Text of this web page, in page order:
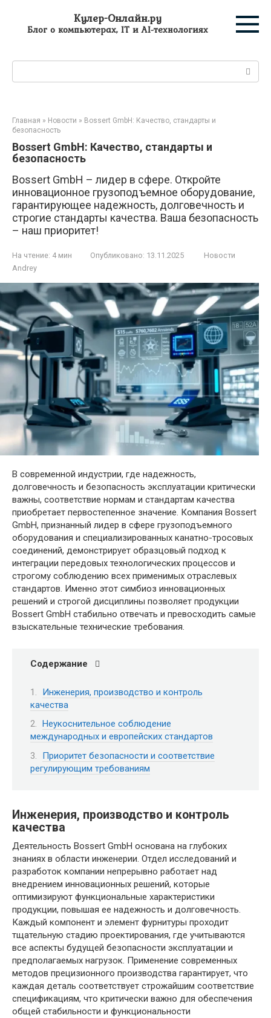
контенту
Кулер-Онлайн.ру
Блог о компьютерах, IT и AI-технологиях
Поиск:
Главная » Новости » Bossert GmbH: Качество, стандарты и
безопасность
Bossert GmbH: Качество, стандарты и
безопасность
Bossert GmbH – лидер в сфере. Откройте
инновационное грузоподъемное оборудование,
гарантирующее надежность, долговечность и
строгие стандарты качества. Ваша безопасность
– наш приоритет!
На чтение: 4 мин Опубликовано: 13.11.2025
Новости
Andrey
В современной индустрии, где надежность,
долговечность и безопасность эксплуатации критически
важны, соответствие нормам и стандартам качества
приобретает первостепенное значение. Компания Bossert
GmbH, признанный лидер в сфере грузоподъемного
оборудования и специализированных канатно-тросовых
соединений, демонстрирует образцовый подход к
интеграции передовых технологических процессов и
строгому соблюдению всех применимых отраслевых
стандартов. Именно этот симбиоз инновационных
решений и строгой дисциплины позволяет продукции
Bossert GmbH стабильно отвечать и превосходить самые
взыскательные технические требования.
Содержание
Инженерия, производство и контроль
качества
Неукоснительное соблюдение
международных и европейских стандартов
Приоритет безопасности и соответствие
регулирующим требованиям
Инженерия, производство и контроль
качества
Деятельность Bossert GmbH основана на глубоких
знаниях в области инженерии. Отдел исследований и
разработок компании непрерывно работает над
внедрением инновационных решений, которые
оптимизируют функциональные характеристики
продукции, повышая ее надежность и долговечность.
Каждый компонент и элемент фурнитуры проходит
тщательную стадию проектирования, где учитываются
все аспекты будущей безопасности эксплуатации и
предполагаемых нагрузок. Применение современных
методов прецизионного производства гарантирует, что
каждая деталь соответствует строжайшим соответствие
спецификациям, что критически важно для обеспечения
общей стабильности и функциональности